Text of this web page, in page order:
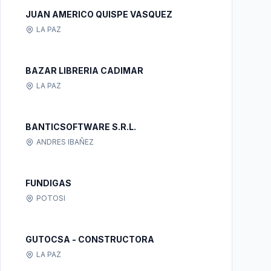
JUAN AMERICO QUISPE VASQUEZ
LA PAZ
BAZAR LIBRERIA CADIMAR
LA PAZ
BANTICSOFTWARE S.R.L.
ANDRES IBAÑEZ
FUNDIGAS
POTOSI
GUTOCSA - CONSTRUCTORA
LA PAZ